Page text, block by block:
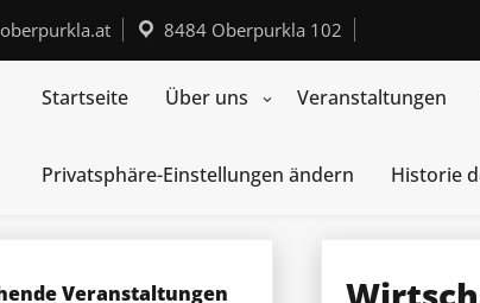
8484 Oberpurkla 102
Startseite Über uns Veranstaltungen
Privatsphäre-Einstellungen ändern Historie
Veranstaltungen